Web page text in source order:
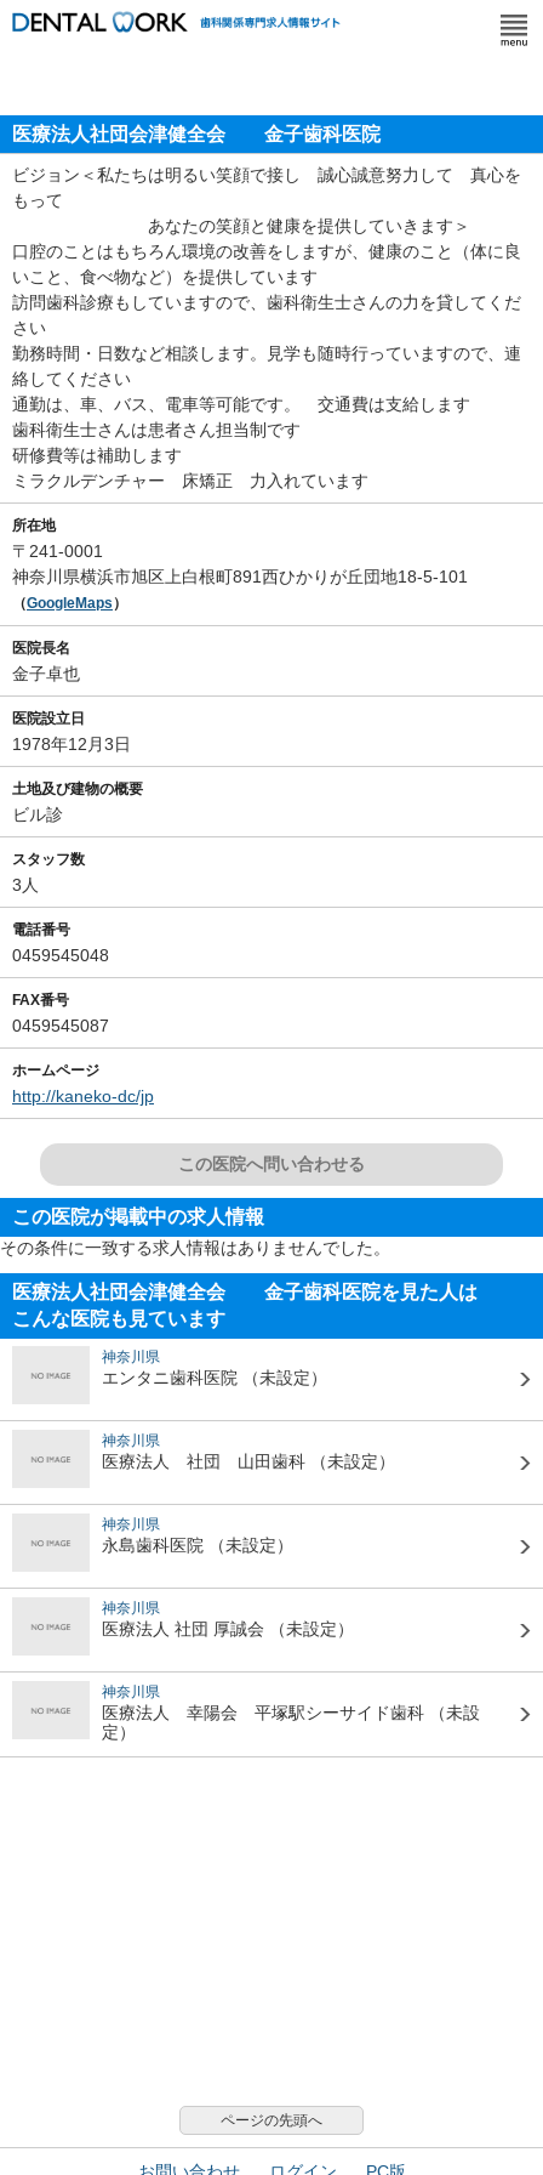
医療法人社団会津健全会 金子歯科医院
ビジョン＜私たちは明るい笑顔で接し 誠心誠意努力して 真心を
もって
あなたの笑顔と健康を提供していきます＞
口腔のことはもちろん環境の改善をしますが、健康のこと（体に良
いこと、食べ物など）を提供しています
訪問歯科診療もしていますので、歯科衛生士さんの力を貸してくだ
さい
勤務時間・日数など相談します。見学も随時行っていますので、連
絡してください
通勤は、車、バス、電車等可能です。 交通費は支給します
歯科衛生士さんは患者さん担当制です
研修費等は補助します
ミラクルデンチャー 床矯正 力入れています
所在地
〒241-0001
神奈川県横浜市旭区上白根町891西ひかりが丘団地18-5-101
（GoogleMaps ）
医院長名
金子卓也
医院設立日
1978年12月3日
土地及び建物の概要
ビル診
スタッフ数
3人
電話番号
0459545048
FAX番号
0459545087
ホームページ
http://kaneko-dc/jp
この医院へ問い合わせる
この医院が掲載中の求人情報
その条件に一致する求人情報はありませんでした。
医療法人社団会津健全会 金子歯科医院を見た人は
こんな医院も見ています
神奈川県
エンタニ歯科医院 （未設定）
神奈川県
医療法人 社団 山田歯科 （未設定）
神奈川県
永島歯科医院 （未設定）
神奈川県
医療法人 社団 厚誠会 （未設定）
神奈川県
医療法人 幸陽会 平塚駅シーサイド歯科
（未設
定）
ページの先頭へ